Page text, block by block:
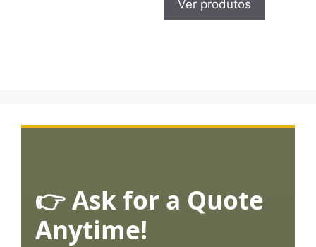
Ver produtos
👉 Ask for a Quote
Anytime!